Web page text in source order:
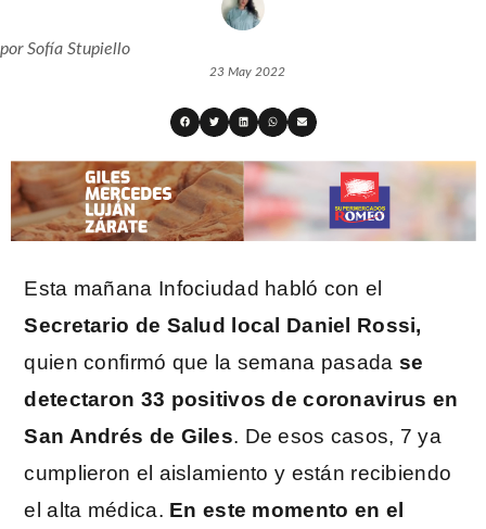
porSofía Stupiello
23 May 2022
Esta mañana Infociudad habló con el
Secretario de Salud local Daniel Rossi,
quien confirmó que la semana pasada se
detectaron 33 positivos de coronavirus en
San Andrés de Giles. De esos casos, 7 ya
cumplieron el aislamiento y están recibiendo
el alta médica. En este momento en el